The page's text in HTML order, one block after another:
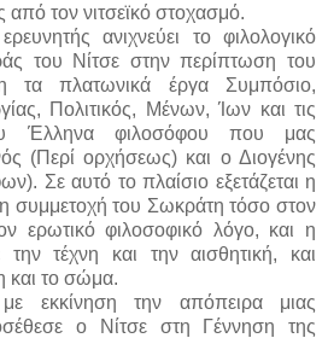
από τον νιτσεϊκό στοχασμό.
ανιχνεύει το φιλολογικό
του Νίτσε στην περίπτωση του
τα πλατωνικά έργα Συμπόσιο,
Πολιτικός, Μένων, Ίων και τις
Έλληνα φιλοσόφου που μας
(Περί ορχήσεως) και ο Διογένης
Σε αυτό το πλαίσιο εξετάζεται η
συμμετοχή του Σωκράτη τόσο στον
ερωτικό φιλοσοφικό λόγο, και η
τέχνη και την αισθητική, και
και το σώμα.
εκκίνηση την απόπειρα μιας
ο Νίτσε στη Γέννηση της